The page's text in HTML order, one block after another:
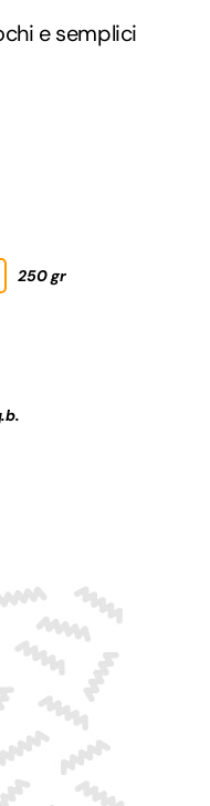
e semplici
250 gr